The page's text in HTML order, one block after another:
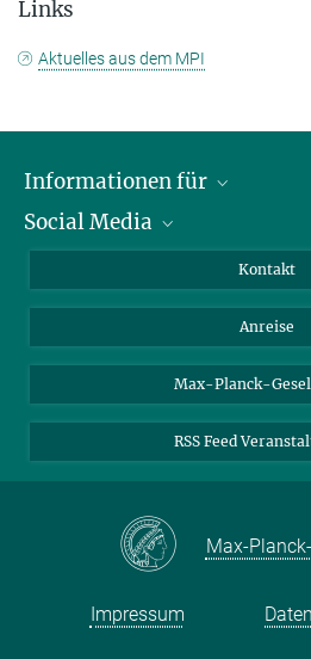
Links
Aktuelles aus dem MPI
Informationen für
Wissenschaftlerinnen und
Bewerberinnen und Bewerber
Medienvertreter
Schülerinnen und Schüler
Social Media
YouTube
Mastodon
Kontakt
Anreise
Max-Planck-
RSS Feed
Max-
Impressum